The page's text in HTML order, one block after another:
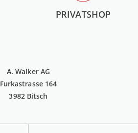
PRIVATSHOP
A. Walker AG
Furkastrasse 164
3982 Bitsch